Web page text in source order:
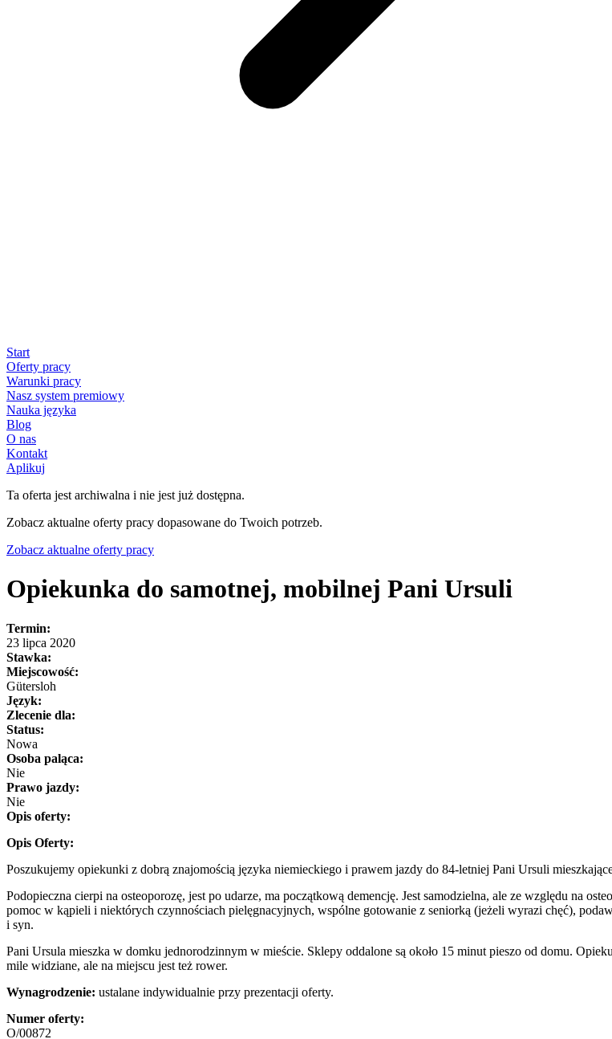
Start
Oferty pracy
Warunki pracy
Nasz system premiowy
Nauka języka
Blog
O nas
Kontakt
Aplikuj
Ta oferta jest archiwalna i nie jest już dostępna.
Zobacz aktualne oferty pracy dopasowane do Twoich potrzeb.
Zobacz aktualne oferty pracy
Opiekunka do samotnej, mobilnej Pani Ursuli
Termin:
23 lipca 2020
Stawka:
Miejscowość:
Gütersloh
Język:
Zlecenie dla:
Status:
Nowa
Osoba paląca:
Nie
Prawo jazdy:
Nie
Opis oferty:
Opis Oferty:
Poszukujemy opiekunki z dobrą znajomością języka niemieckiego i prawem jazdy do 84-letniej Pani Ursuli
Podopieczna cierpi na osteoporozę, jest po udarze, ma początkową demencję. Jest samodzielna, ale ze względu na
pomoc w kąpieli i niektórych czynnościach pielęgnacyjnych, wspólne gotowanie z seniorką (jeżeli wyrazi chęć),
i syn.
Pani Ursula mieszka w domku jednorodzinnym w mieście. Sklepy oddalone są około 15 minut pieszo od domu.
mile widziane, ale na miejscu jest też rower.
Wynagrodzenie: ustalane indywidualnie przy prezentacji oferty.
Numer oferty:
O/00872